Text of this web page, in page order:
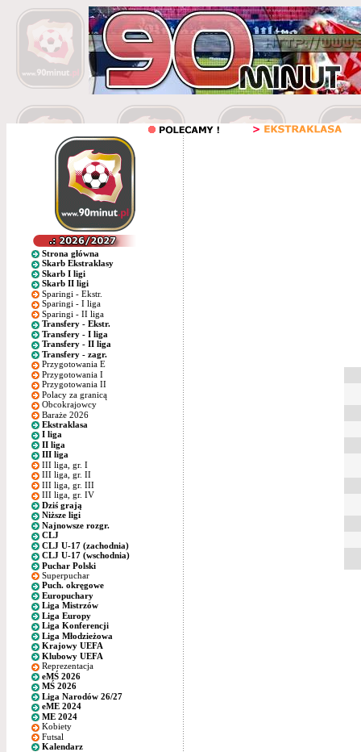
Strona główna
Skarb Ekstraklasy
Skarb I ligi
Skarb II ligi
Sparingi - Ekstr.
Sparingi - I liga
Sparingi - II liga
Transfery - Ekstr.
Transfery - I liga
Transfery - II liga
Transfery - zagr.
Przygotowania E
Przygotowania I
Przygotowania II
Polacy za granicą
Obcokrajowcy
Baraże 2026
Ekstraklasa
I liga
II liga
III liga
III liga, gr. I
III liga, gr. II
III liga, gr. III
III liga, gr. IV
Dziś grają
Niższe ligi
Najnowsze rozgr.
CLJ
CLJ U-17 (zachodnia)
CLJ U-17 (wschodnia)
Puchar Polski
Superpuchar
Puch. okręgowe
Europuchary
Liga Mistrzów
Liga Europy
Liga Konferencji
Liga Młodzieżowa
Krajowy UEFA
Klubowy UEFA
Reprezentacja
eMŚ 2026
MŚ 2026
Liga Narodów 26/27
eME 2024
ME 2024
Kobiety
Futsal
Kalendarz